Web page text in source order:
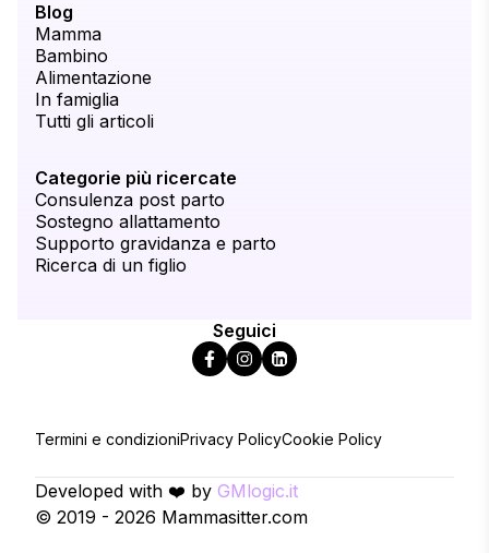
Blog
Mamma
Bambino
Alimentazione
In famiglia
Tutti gli articoli
Categorie più ricercate
Consulenza post parto
Sostegno allattamento
Supporto gravidanza e parto
Ricerca di un figlio
Seguici
© 2019 - 2026 Mammasitter.com
Termini e condizioniPrivacy PolicyCookie Policy
Developed with ❤️ by GMlogic.it